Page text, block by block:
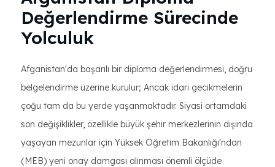
Değerlendirme Sürecinde
Yolculuk
Afganistan'da başarılı bir diploma değerlendirmesi, doğru
belgelendirme üzerine kurulur; Ancak idari gecikmelerin
çoğu tam da bu yerde yaşanmaktadır. Siyasi ortamdaki
son değişiklikler, özellikle büyük şehir merkezlerinin dışında
yaşayan mezunlar için Yüksek Öğretim Bakanlığı'ndan
(MEB) yeni onay damgası alınması önemli ölçüde